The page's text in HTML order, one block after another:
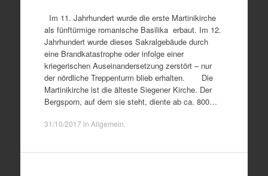
Im 11. Jahrhundert wurde die erste Martinikirche
als fünftürmige romanische Basilika erbaut. Im 12.
Jahrhundert wurde dieses Sakralgebäude durch
eine Brandkatastrophe oder infolge einer
kriegerischen Auseinandersetzung zerstört – nur
der nördliche Treppenturm blieb erhalten. Die
Martinikirche ist die älteste Siegener Kirche. Der
Bergsporn, auf dem sie steht, diente ab ca. 800…
31/10/2017 in Allgemein